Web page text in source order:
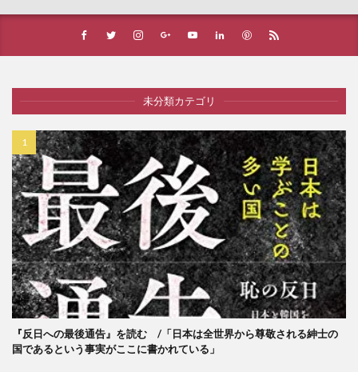
未分類カテゴリ
『反日への最後通告』を読む /「日本は全世界から尊敬される紳士の
国であるという事実がここに書かれている」